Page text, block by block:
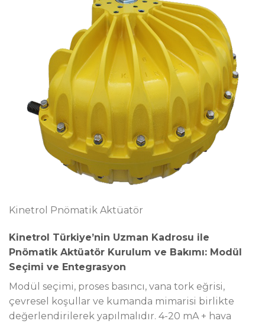
Kinetrol Pnömatik Aktüatör
Kinetrol Türkiye’nin Uzman Kadrosu ile
Pnömatik Aktüatör Kurulum ve Bakımı: Modül
Seçimi ve Entegrasyon
Modül seçimi, proses basıncı, vana tork eğrisi,
çevresel koşullar ve kumanda mimarisi birlikte
değerlendirilerek yapılmalıdır. 4-20 mA + hava